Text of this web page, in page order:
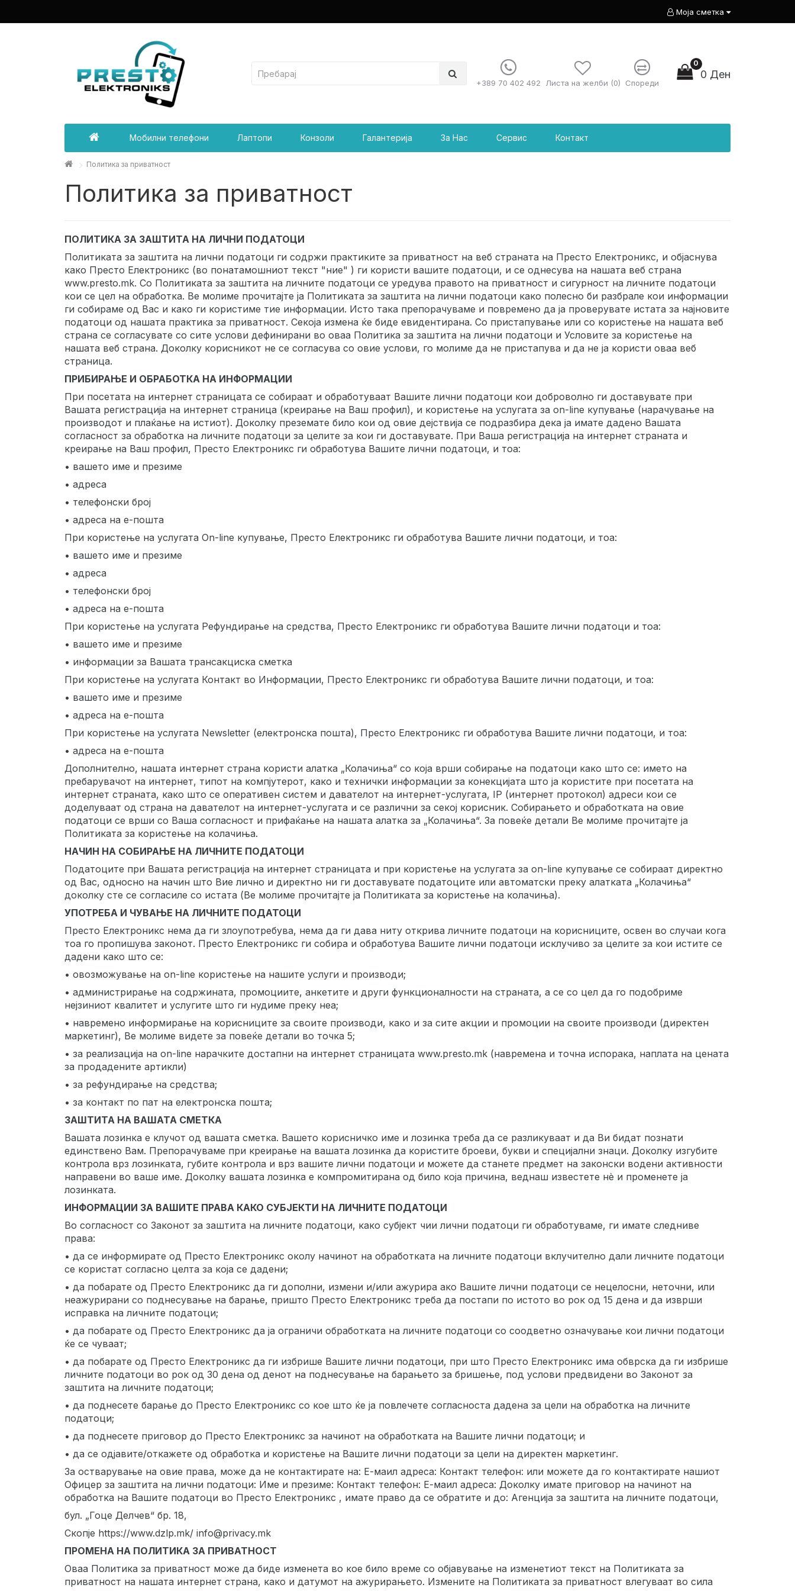
Моја сметка
+389 70 402 492 Листа на желби (0) Спореди
0
0 Ден
Мобилни телефони Лаптопи Конзоли Галантерија За Нас Сервис Контакт
Политика за приватност
Политика за приватност
ПОЛИТИКА ЗА ЗАШТИТА НА ЛИЧНИ ПОДАТОЦИ
Политиката за заштита на лични податоци ги содржи практиките за приватност на веб страната нa Престо Електроникс, и објаснува
како Престо Електроникс (во понатамошниот текст "ние" ) ги користи вашите податоци, и се однесува на нашата веб страна
www.presto.mk. Со Политиката за заштита на личните податоци се уредува правото на приватност и сигурност на личните податоци
кои се цел на обработка. Ве молиме прочитајте ја Политиката за заштита на лични податоци како полесно би разбрале кои информации
ги собираме од Вас и како ги користиме тие информации. Исто така препорачуваме и повремено да ја проверувате истата за најновите
податоци од нашата практика за приватност. Секоја измена ќе биде евидентирана. Со пристапување или со користење на нашата веб
страна се согласувате со сите услови дефинирани во оваа Политика за заштитa на лични податоци и Условите за користење на
нашата веб страна. Доколку корисникот не се согласува со овие услови, го молиме да не пристапува и да не ја користи оваа веб
страница.
ПРИБИРАЊЕ И ОБРАБОТКА НА ИНФОРМАЦИИ
При посетата на интернет страницата се собираат и обработуваат Вашите лични податоци кои доброволно ги доставувате при
Вашата регистрација на интернет страница (креирање на Ваш профил), и користење на услугата за on-line купување (нарачување на
производот и плаќање на истиот). Доколку преземате било кои од овие дејствија се подразбира дека ја имате дадено Вашата
согласност за обработка на личните податоци за целите за кои ги доставувате. При Ваша регистрација на интернет страната и
креирање на Ваш профил, Престо Електроникс ги обработува Вашите лични податоци, и тоа:
• вашето име и презиме
• адреса
• телефонски број
• адреса на е-пошта
При користење на услугата On-line купување, Престо Електроникс ги обработува Вашите лични податоци, и тоа:
• вашето име и презиме
• адреса
• телефонски број
• адреса на е-пошта
При користење на услугата Рефундирање на средства, Престо Електроникс ги обработува Вашите лични податоци и тоа:
• вашето име и презиме
• информации за Вашата трансакциска сметка
При користење на услугата Контакт во Информации, Престо Електроникс ги обработува Вашите лични податоци, и тоа:
• вашето име и презиме
• адреса на е-пошта
При користење на услугата Newsletter (електронска пошта), Престо Електроникс ги обработува Вашите лични податоци, и тоа:
• адреса на е-пошта
Дополнително, нашата интернет страна користи алатка „Колачиња“ со која врши собирање на податоци како што се: името на
пребарувачот на интернет, типот на компјутерот, како и технички информации за конекцијата што ја користите при посетата на
интернет страната, како што се оперативен систем и давателот на интернет-услугата, IP (интернет протокол) адреси кои се
доделуваат од страна на давателот на интернет-услугата и се различни за секој корисник. Собирањето и обработката на овие
податоци се врши со Ваша согласност и прифаќање на нашата алатка за „Колачиња“. За повеќе детали Ве молиме прочитајте ја
Политиката за користење на колачиња.
НАЧИН НА СОБИРАЊЕ НА ЛИЧНИТЕ ПОДАТОЦИ
Податоците при Вашата регистрација на интернет страницата и при користење на услугата за on-line купување се собираат директно
од Вас, односно на начин што Вие лично и директно ни ги доставувате податоците или автоматски преку алатката „Колачиња“
доколку сте се согласиле со истата (Ве молиме прочитајте ја Политиката за користење на колачиња).
УПОТРЕБА И ЧУВАЊЕ НА ЛИЧНИТЕ ПОДАТОЦИ
Престо Електроникс нема да ги злоупотребува, нема да ги дава ниту открива личните податоци на корисниците, освен во случаи кога
тоа го пропишува законот. Престо Електроникс ги собира и обработува Вашите лични податоци исклучиво за целите за кои истите се
дадени како што се:
• овозможување на on-line користење на нашите услуги и производи;
• администрирање на содржината, промоциите, анкетите и други функционалности на страната, а се со цел да го подобриме
нејзиниот квалитет и услугите што ги нудиме преку неа;
• навремено информирање на корисниците за своите производи, како и за сите акции и промоции на своите производи (директен
маркетинг), Ве молиме видете за повеќе детали во точка 5;
• за реализација на on-line нарачките достапни на интернет страницата www.presto.mk (навремена и точна испорака, наплата на цената
за продадените артикли)
• за рефундирање на средства;
• за контакт по пат на електронска пошта;
ЗАШТИТА НА ВАШАТА СМЕТКА
Вашата лозинка е клучот од вашата сметка. Вашето корисничко име и лозинка треба да се разликуваат и да Ви бидат познати
единствено Вам. Препорачуваме при креирање на вашата лозинка да користите броеви, букви и специјални знаци. Доколку изгубите
контрола врз лозинката, губите контрола и врз вашите лични податоци и можете да станете предмет на законски водени активности
направени во ваше име. Доколку вашата лозинка е компромитирана од било која причина, веднаш известете нè и променете ја
лозинката.
ИНФОРМАЦИИ ЗА ВАШИТЕ ПРАВА КАКО СУБЈЕКТИ НА ЛИЧНИТЕ ПОДАТОЦИ
Во согласност со Законот за заштита на личните податоци, како субјект чии лични податоци ги обработуваме, ги имате следниве
права:
• да се информирате од Престо Електроникс околу начинот на обработката на личните податоци вклучително дали личните податоци
се користат согласно целта за која се дадени;
• да побарате од Престо Електроникс да ги дополни, измени и/или ажурира ако Вашите лични податоци се нецелосни, неточни, или
неажурирани со поднесување на барање, пришто Престо Електроникс треба да постапи по истото во рок од 15 дена и да изврши
исправка на личните податоци;
• да побарате од Престо Електроникс да ја ограничи обработката на личните податоци со соодветно означување кои лични податоци
ќе се чуваат;
• да побарате од Престо Електроникс да ги избрише Вашите лични податоци, при што Престо Електроникс има обврска да ги избрише
личните податоци во рок од 30 дена од денот на поднесување на барањето за бришење, под услови предвидени во Законот за
заштита на личните податоци;
• да поднесете барање до Престо Електроникс со кое што ќе ја повлечете согласноста дадена за цели на обработка на личните
податоци;
• да поднесете приговор до Престо Електроникс за начинот на обработката на Вашите лични податоци; и
• да се одјавите/откажете од обработка и користење на Вашите лични податоци за цели на директен маркетинг.
За остварување на овие права, може да не контактирате на: Е-маил адреса: Контакт телефон: или можете да го контактирате нашиот
Офицер за заштита на лични податоци: Име и презиме: Контакт телефон: Е-маил адреса: Доколку имате приговор на начинот на
обработка на Вашите податоци во Престо Електроникс , имате право да се обратите и до: Агенција за заштита на личните податоци,
бул. „Гоце Делчев“ бр. 18,
Скопје https://www.dzlp.mk/ info@privacy.mk
ПРОМЕНА НА ПОЛИТИКА ЗА ПРИВАТНОСТ
Оваа Политика за приватност може да биде изменета во кое било време со објавување на изменетиот текст на Политиката за
приватност на нашата интернет страна, како и датумот на ажурирањето. Измените на Политиката за приватност влегуваат во сила